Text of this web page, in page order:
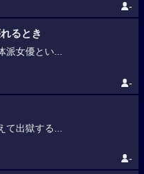
-
るとき
派女優とい...
-
て出獄する...
-